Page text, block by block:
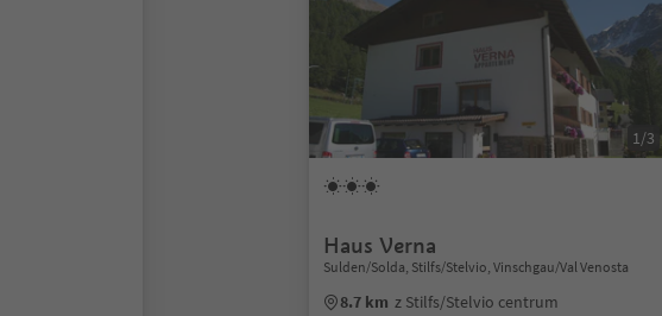
1/3
Haus Verna
Sulden/Solda, Stilfs/Stelvio, Vinschgau/Val Venosta
8.7 km z Stilfs/Stelvio centrum